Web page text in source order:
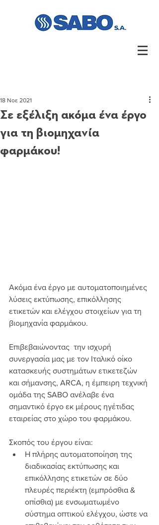
Σε εξέλιξη ακόμα ένα έργο
για τη βιομηχανία
φαρμάκου!
18 Νοε 2021
Ακόμα ένα έργο με αυτοματοποιημένες
λύσεις εκτύπωσης, επικόλλησης
ετικετών και ελέγχου στοιχείων για τη
βιομηχανία φαρμάκου.
Επιβεβαιώνοντας  την ισχυρή
συνεργασία μας με τον Ιταλικό οίκο
κατασκευής συστημάτων ετικετεζών
και σήμανσης, ARCA, η έμπειρη τεχνική
ομάδα της SABO ανέλαβε ένα
σημαντικό έργο εκ μέρους ηγέτιδας
εταιρείας στο χώρο του φαρμάκου.
Σκοπός του έργου είναι:
Η πλήρης αυτοματοποίηση της
διαδικασίας εκτύπωσης και
επικόλλησης ετικετών σε δύο
πλευρές περιέκτη (εμπρόσθια &
οπίσθια) με ενσωματωμένο
σύστημα οπτικού ελέγχου, ώστε να